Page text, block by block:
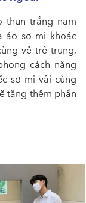
thun trắng nam
áo sơ mi khoác
vẻ trẻ trung,
cách năng
sơ mi vải cùng
tăng thêm phần